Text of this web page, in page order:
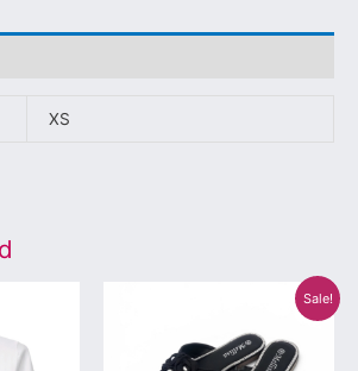
XS
Sale!
€17.00.€10.00.
on